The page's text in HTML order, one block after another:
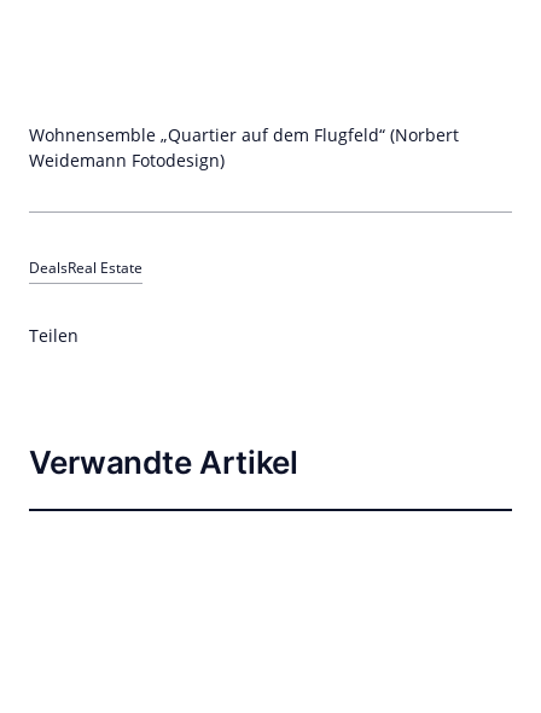
Wohnensemble „Quartier auf dem Flugfeld“ (Norbert
Weidemann Fotodesign)
DealsReal Estate
Teilen
Verwandte Artikel